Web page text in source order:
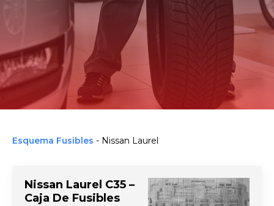
Esquema Fusibles - Nissan Laurel
Nissan Laurel C35 –
Caja De Fusibles